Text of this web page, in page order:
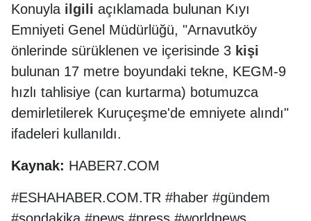
Konuyla ilgili açıklamada bulunan Kıyı
Emniyeti Genel Müdürlüğü, "Arnavutköy
önlerinde sürüklenen ve içerisinde 3 kişi
bulunan 17 metre boyundaki tekne, KEGM-9
hızlı tahlisiye (can kurtarma) botumuzca
demirletilerek Kuruçeşme'de emniyete alındı"
ifadeleri kullanıldı.
Kaynak: HABER7.COM
#ESHAHABER.COM.TR #haber #gündem
#sondakika #news #press #worldnews